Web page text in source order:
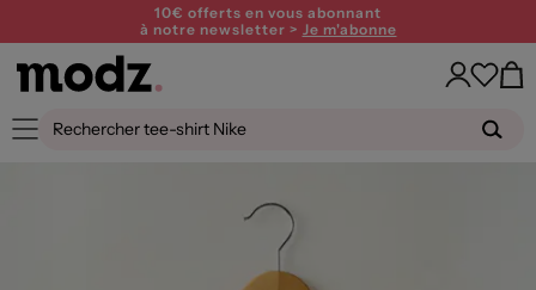
10€ offerts en vous abonnant
à notre newsletter > Je m'abonne